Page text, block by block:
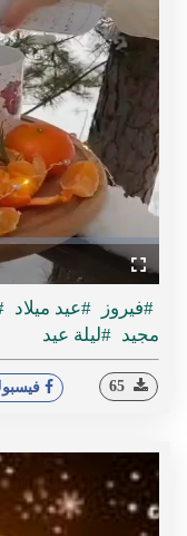
Fullscreen
#فيروز #عيد ميلاد
مجيد #ليلة عيد